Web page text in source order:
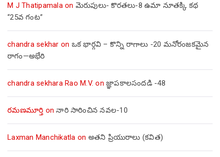
M J Thatipamalaon మెరుపులు- కొరతలు-8 ఉమా నూతక్కి కథ
“25వ గంట”
chandra sekhar on ఒక భార్గవి – కొన్ని రాగాలు -20 మనోరంజకమైన
రాగం—అభేరి
chandra sekhara Rao M.V. on జ్ఞాపకాలసందడి -48
రమణమూర్తి onనారి సారించిన నవల-10
Laxman Manchikatla on అతని ప్రియురాలు (కవిత)